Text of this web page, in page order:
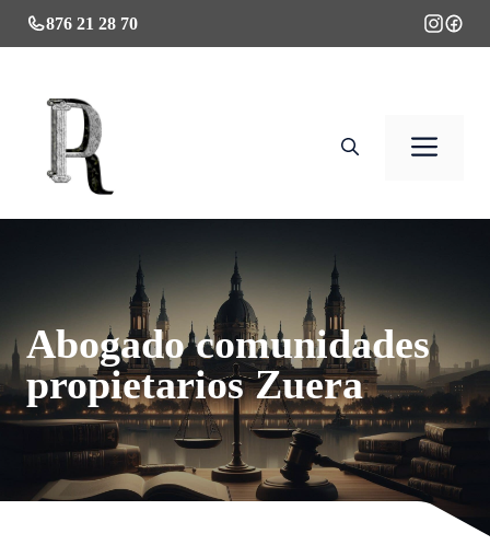
Saltar
al
876 21 28 70
Abogado comunidades
propietarios Zuera